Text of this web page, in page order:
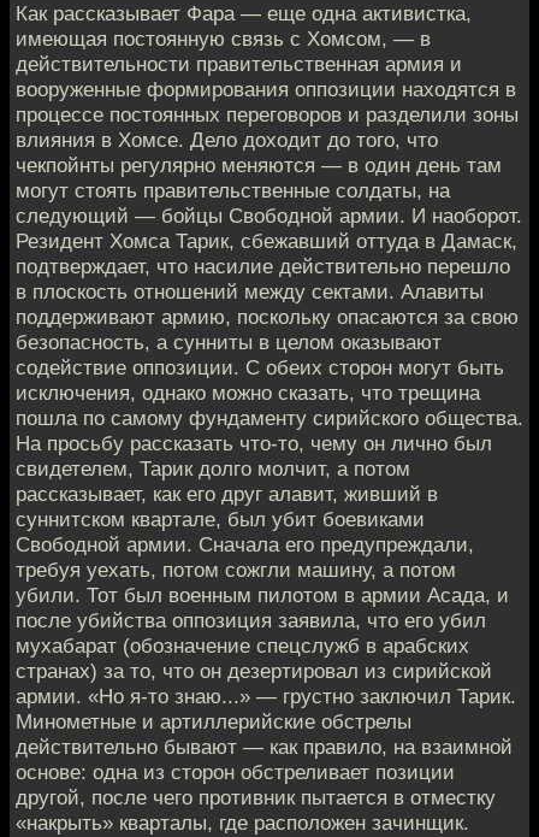
Как рассказывает Фара — еще одна активистка,
имеющая постоянную связь с Хомсом, — в
действительности правительственная армия и
вооруженные формирования оппозиции находятся в
процессе постоянных переговоров и разделили зоны
влияния в Хомсе. Дело доходит до того, что
чекпойнты регулярно меняются — в один день там
могут стоять правительственные солдаты, на
следующий — бойцы Свободной армии. И наоборот.
Резидент Хомса Тарик, сбежавший оттуда в Дамаск,
подтверждает, что насилие действительно перешло
в плоскость отношений между сектами. Алавиты
поддерживают армию, поскольку опасаются за свою
безопасность, а сунниты в целом оказывают
содействие оппозиции. C обеих сторон могут быть
исключения, однако можно сказать, что трещина
пошла по самому фундаменту сирийского общества.
На просьбу рассказать что-то, чему он лично был
свидетелем, Тарик долго молчит, а потом
рассказывает, как его друг алавит, живший в
суннитском квартале, был убит боевиками
Свободной армии. Сначала его предупреждали,
требуя уехать, потом сожгли машину, а потом
убили. Тот был военным пилотом в армии Асада, и
после убийства оппозиция заявила, что его убил
мухабарат (обозначение спецслужб в арабских
странах) за то, что он дезертировал из сирийской
армии. «Но я-то знаю...» — грустно заключил Тарик.
Минометные и артиллерийские обстрелы
действительно бывают — как правило, на взаимной
основе: одна из сторон обстреливает позиции
другой, после чего противник пытается в отместку
«накрыть» кварталы, где расположен зачинщик.